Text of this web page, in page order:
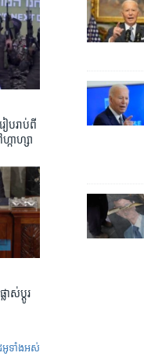
បរាប់​ពី​
ាហ្សា
ស់ប្តូរ
អូ​ទាំង​អស់